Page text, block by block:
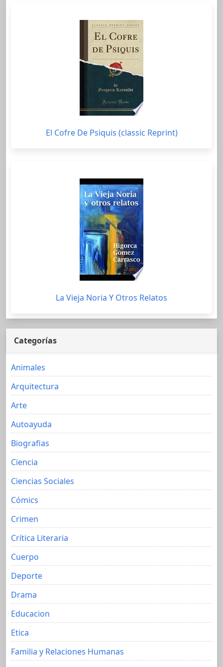
El Cofre De Psiquis (classic Reprint)
La Vieja Noria Y Otros Relatos
Categorías
Animales
Arquitectura
Arte
Autoayuda
Biografias
Ciencia
Ciencias Sociales
Cómics
Crimen
Crítica Literaria
Cuerpo
Deporte
Drama
Educacion
Etica
Familia y Relaciones Humanas